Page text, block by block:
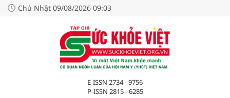
Chủ Nhật 09/08/2026 09:03
E-ISSN 2734 - 9756
P-ISSN 2815 - 6285